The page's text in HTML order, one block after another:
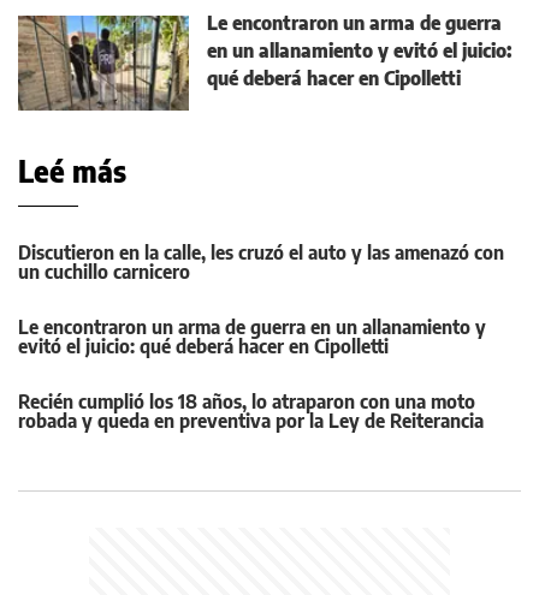
Le encontraron un arma de guerra
en un allanamiento y evitó el juicio:
qué deberá hacer en Cipolletti
Leé más
Discutieron en la calle, les cruzó el auto y las amenazó con
un cuchillo carnicero
Le encontraron un arma de guerra en un allanamiento y
evitó el juicio: qué deberá hacer en Cipolletti
Recién cumplió los 18 años, lo atraparon con una moto
robada y queda en preventiva por la Ley de Reiterancia